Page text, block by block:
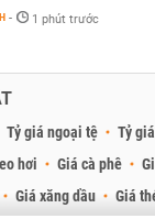
- 1 phút trước
Tỷ giá ngoại tệ Tỷ
hơi Giá cà phê
Giá xăng dầu Giá